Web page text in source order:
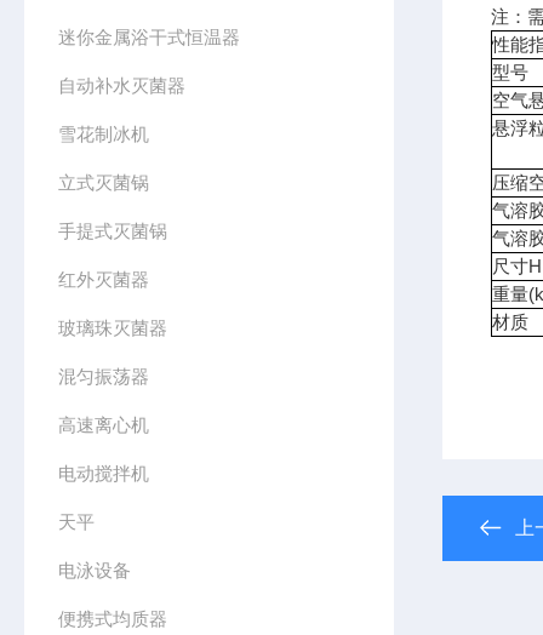
迷你金属浴干式恒温器
自动补水灭菌器
雪花制冰机
立式灭菌锅
手提式灭菌锅
红外灭菌器
玻璃珠灭菌器
混匀振荡器
高速离心机
电动搅拌机
天平
电泳设备
便携式均质器
注：
性能
型号
空气
悬浮
压缩
气溶
气溶
尺寸
重量
材质